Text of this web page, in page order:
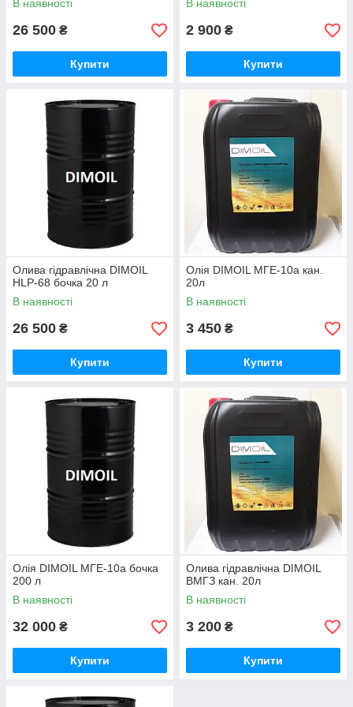
В наявності
26 500 ₴
Купити
В наявності
2 900 ₴
Купити
Олива гідравлічна DIMOIL
HLP-68 бочка 20 л
В наявності
26 500 ₴
Купити
Олія DIMOIL МГЕ-10а кан.
20л
В наявності
3 450 ₴
Купити
Олія DIMOIL МГЕ-10а бочка
200 л
В наявності
32 000 ₴
Купити
Олива гідравлічна DIMOIL
ВМГЗ кан. 20л
В наявності
3 200 ₴
Купити